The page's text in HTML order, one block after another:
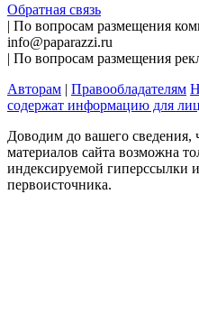
Обратная связь
| По вопросам размещения
info@paparazzi.ru
| По вопросам размещения
Авторам | Правообладателям
содержат информацию для лиц
Доводим до вашего сведения,
материалов сайта возможна
индексируемой гиперссылки
первоисточника.